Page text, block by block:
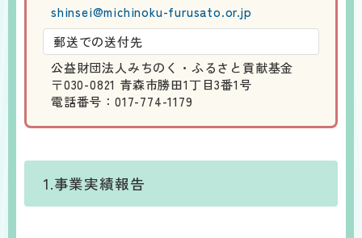
shinsei@michinoku-furusato.or.jp
郵送での送付先
公益財団法人みちのく・ふるさと貢献基金
〒030-0821 青森市勝田1丁目3番1号
電話番号：017-774-1179
1.事業実績報告